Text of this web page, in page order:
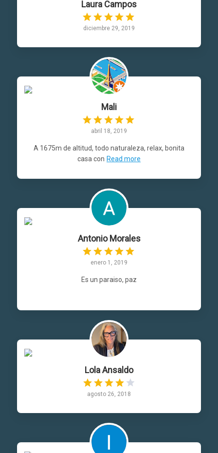
Laura Campos
diciembre 29, 2019
Mali
abril 18, 2019
A 1675m de altitud, todo naturaleza, relax, bonita
casa con Read more
Antonio Morales
enero 1, 2019
Es un paraiso, paz
Lola Ansaldo
agosto 26, 2018